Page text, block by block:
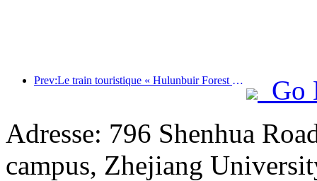
Prev:Le train touristique « Hulunbuir Forest Rendezvous - Daxinganling Express - Starlight Train - Tianyi Journey » effectue son voyage inaugural.
Go
Adresse: 796 Shenhua
campus, Zhejiang